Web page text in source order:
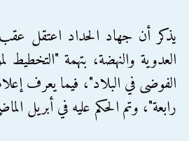
يذكر أن جهاد الحداد اعتقل
العدوية والنهضة، بتهمة "التخطيط
الفوضى في البلاد"، فيما يعرف
رابعة"، وتم الحكم عليه في أبريل